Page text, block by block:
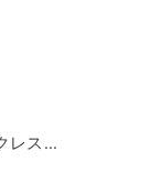
レス...